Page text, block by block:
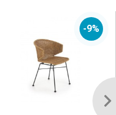
-9%